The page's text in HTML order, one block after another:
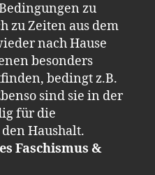
zu
zu Zeiten aus dem
nach Hause
besonders
bedingt z.B.
sind sie in der
für die
Haushalt.
Faschismus &